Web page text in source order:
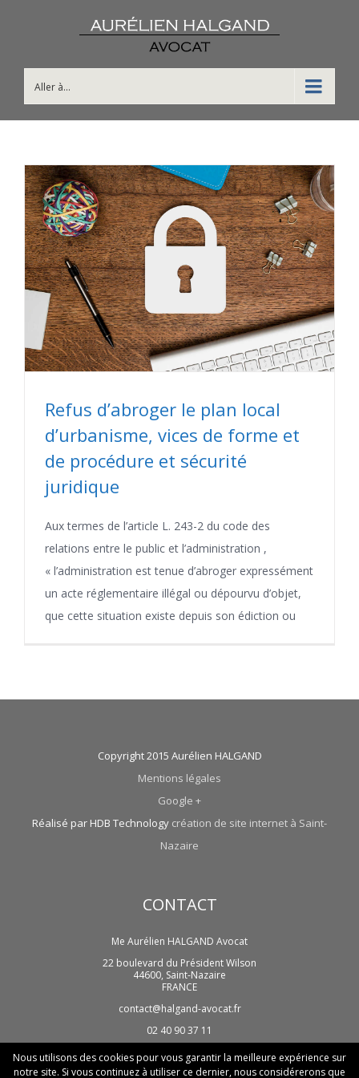
Aller à...
Refus d’abroger le plan local
d’urbanisme, vices de forme et
de procédure et sécurité
juridique
Aux termes de l’article L. 243-2 du code des
relations entre le public et l’administration ,
« l’administration est tenue d’abroger expressément
un acte réglementaire illégal ou dépourvu d’objet,
que cette situation existe depuis son édiction ou
Copyright 2015 Aurélien HALGAND
Mentions légales
Google +
Réalisé par HDB Technology création de site internet à Saint-
Nazaire
CONTACT
Me Aurélien HALGAND Avocat
22 boulevard du Président Wilson
44600, Saint-Nazaire
FRANCE
contact@halgand-avocat.fr
02 40 90 37 11
Nous utilisons des cookies pour vous garantir la meilleure expérience sur
notre site. Si vous continuez à utiliser ce dernier, nous considérerons que